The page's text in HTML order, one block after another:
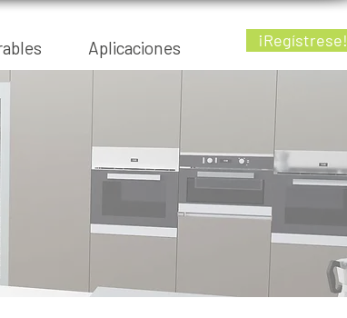
Aplicaciones ¡Regístrese!